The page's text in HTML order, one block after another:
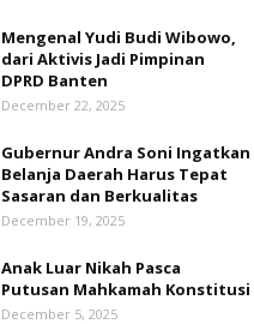
Mengenal Yudi Budi Wibowo,
dari Aktivis Jadi Pimpinan
DPRD Banten
December 22, 2025
Gubernur Andra Soni Ingatkan
Belanja Daerah Harus Tepat
Sasaran dan Berkualitas
December 19, 2025
Anak Luar Nikah Pasca
Putusan Mahkamah Konstitusi
December 5, 2025